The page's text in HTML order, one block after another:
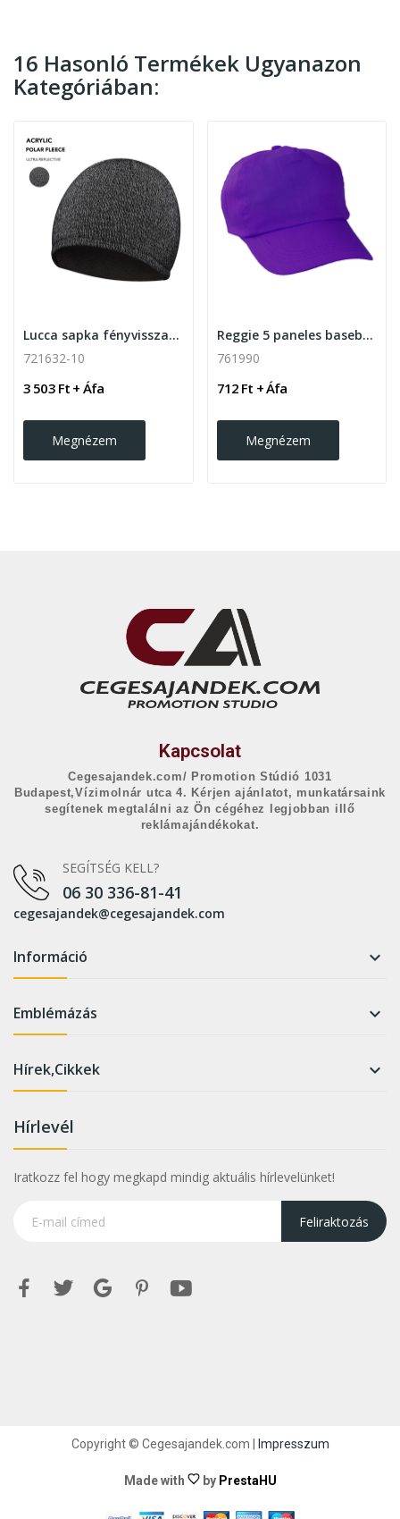
16 Hasonló Termékek Ugyanazon
Kategóriában:
Lucca sapka fényvisszaverő anyagból
721632-10
3 503 Ft + Áfa
Megnézem
Reggie 5 paneles baseball sapka tépőzárral
761990
712 Ft + Áfa
Megnézem
Kapcsolat
Cegesajandek.com/ Promotion Stúdió 1031
Budapest,Vízimolnár utca 4. Kérjen ajánlatot, munkatársaink
segítenek megtalálni az Ön cégéhez legjobban illő
reklámajándékokat.
SEGÍTSÉG KELL?
06 30 336-81-41
cegesajandek@cegesajandek.com
Információ 
Emblémázás 
Hírek,Cikkek 
Hírlevél
Iratkozz fel hogy megkapd mindig aktuális hírlevelünket!
Feliraktozás
Copyright © Cegesajandek.com | Impresszum
Made with by PrestaHU